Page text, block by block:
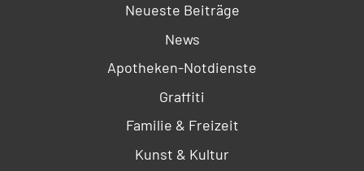
Neueste Beiträge
News
Apotheken-Notdienste
Graffiti
Familie & Freizeit
Kunst & Kultur